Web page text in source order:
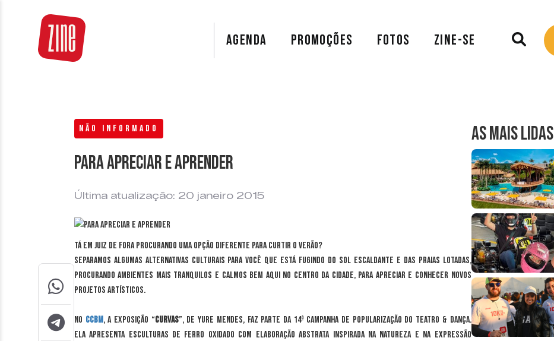
AGENDA PROMOÇÕES FOTOS ZINE-SE
NÃO INFORMADO
Para apreciar e aprender
Última atualização: 20 janeiro 2015
Tá em Juiz de Fora procurando uma opção diferente para curtir o verão?
Separamos algumas alternativas culturais para você que está fugindo do sol escaldante e das praias lotadas,
procurando ambientes mais tranquilos e calmos bem aqui no centro da cidade, para apreciar e conhecer novos
projetos artísticos.
No CCBM, a exposição “Curvas”, de Yure Mendes, faz parte da 14ª campanha de popularização do teatro & dança.
Ela apresenta esculturas de ferro oxidado com elaboração abstrata inspirada na natureza e na expressão
AS MAIS LIDAS